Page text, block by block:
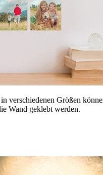
verschiedenen Größen
Wand geklebt werden.